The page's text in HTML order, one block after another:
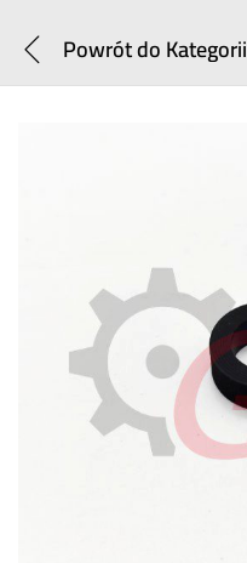
Powrót doKategorii